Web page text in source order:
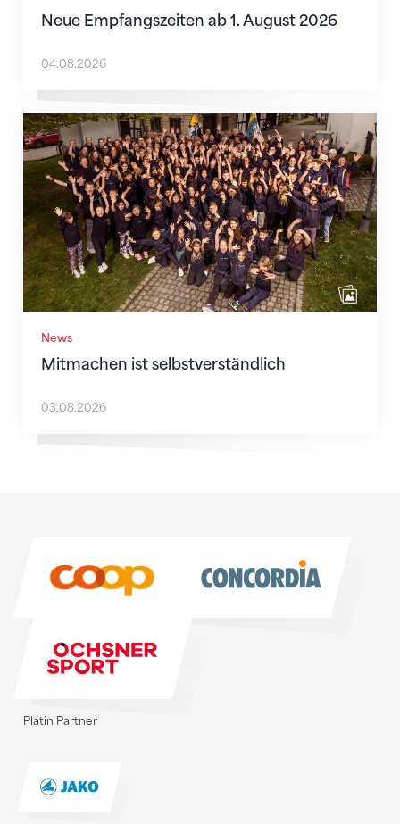
Neue Empfangszeiten ab 1. August 2026
04.08.2026
News
Mitmachen ist selbstverständlich
Mitmachen ist selbstverständlich
03.08.2026
Platin Partner